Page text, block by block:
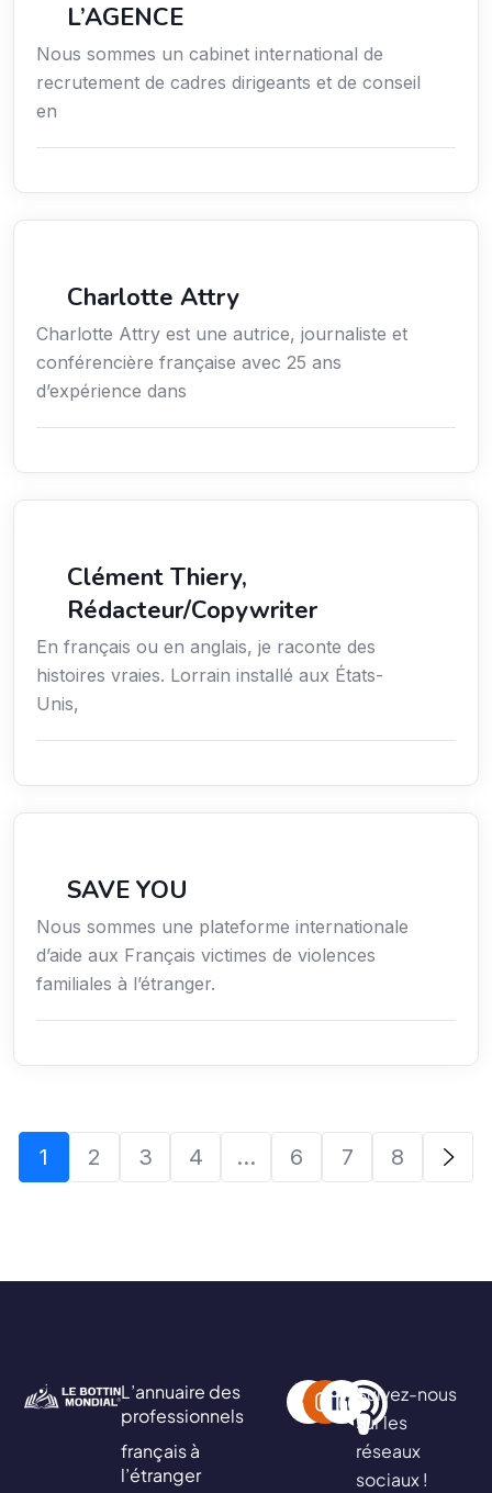
L’AGENCE
Nous sommes un cabinet international de
recrutement de cadres dirigeants et de conseil
en
Charlotte Attry
Charlotte Attry est une autrice, journaliste et
conférencière française avec 25 ans
d’expérience dans
Clément Thiery,
Rédacteur/Copywriter
En français ou en anglais, je raconte des
histoires vraies. Lorrain installé aux États-
Unis,
SAVE YOU
Nous sommes une plateforme internationale
d’aide aux Français victimes de violences
familiales à l’étranger.
1 2 3 4 … 6 7 8
L’annuaire des
professionnels
français à
l’étranger
Suivez-nous
sur les
réseaux
sociaux !